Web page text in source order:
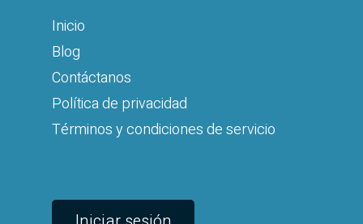
Inicio
Blog
Contáctanos
Política de privacidad
Términos y condiciones de servicio